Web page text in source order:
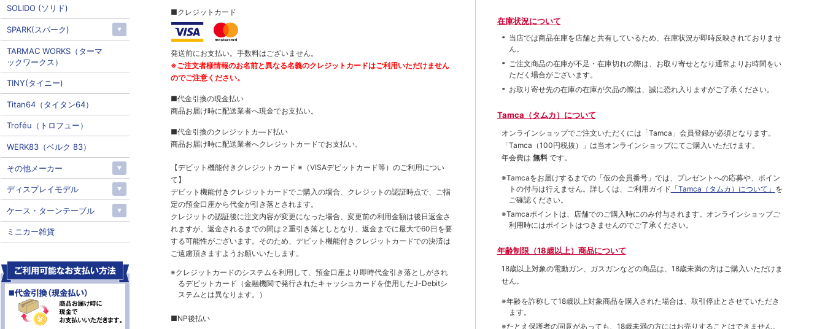
■クレジットカード
発送前にお支払い。手数料はございません。
※ご注文者様情報のお名前と異なる名義のクレジットカードはご利用いただけません
のでご注意ください。
■代金引換の現金払い
商品お届け時に配送業者へ現金でお支払い。
■代金引換のクレジットカ―ド払い
商品お届け時に配送業者へクレジットカードでお支払い。
【デビット機能付きクレジットカード ※（VISAデビットカード等） のご利用につい
て】
デビット機能付きクレジットカードでご購入の場合、クレジットの認証時点で、ご指
定の預金口座から代金が引き落とされます。
クレジットの認証後に注文内容が変更になった場合、変更前の利用金額は後日返金さ
れますが、返金されるまでの間は２重引き落としとなり、返金までに最大で60日を要
する可能性がございます。そのため、デビット機能付きクレジットカードでの決済は
ご遠慮頂きますようお願いいたします。
※クレジットカードのシステムを利用して、預金口座より即時代金引き落としがされ
るデビットカード（金融機関で発行されたキャッシュカードを使用したJ-Debitシ
ステムとは異なります。）
■NP後払い
在庫状況について
当店では商品在庫を店舗と共有しているため、在庫状況が即時反映されておりませ
ん。
ご注文商品の在庫が不足・在庫切れの際は、お取り寄せとなり通常よりお時間をい
ただく場合がございます。
お取り寄せ先の在庫の在庫が欠品の際は、誠に恐れ入りますがご了承ください。
Tamca（タムカ）について
オンラインショップでご注⽂いただくには「Tamca」会員登録が必須となります。
「Tamca （100円税抜）
」は当オンラインショップにてご購⼊いただけます。
年会費は 無料 です。
※Tamcaをお届けするまでの「仮の会員番号」では、プレゼントへの応募や、ポイン
トの付与は⾏えません。詳しくは、ご利⽤ガイド 「Tamca（タムカ）について」 を
ご確認ください。
※Tamcaポイントは、店舗でのご購⼊時にのみ付与されます。オンラインショップご
利用時にはポイントはつきませんのでご了承ください。
年齢制限（18歳以上）商品について
18歳以上対象の電動ガン、ガスガンなどの商品は、18歳未満の方はご購入いただけま
せん。
※年齢を詐称して18歳以上対象商品を購入された場合は、取引停止とさせていただき
ます。
※たとえ保護者の同意があっても、18歳未満の方にはお売りすることはできません。
SOLIDO (ソリド)
SPARK(スパーク)
TARMAC WORKS（ターマ
ックワークス）
TINY(タイニー)
Titan64（タイタン64）
Troféu（トロフュー）
WERK83（ベルク 83）
その他メーカー
ディスプレイモデル
ケース・ターンテーブル
ミニカー雑貨